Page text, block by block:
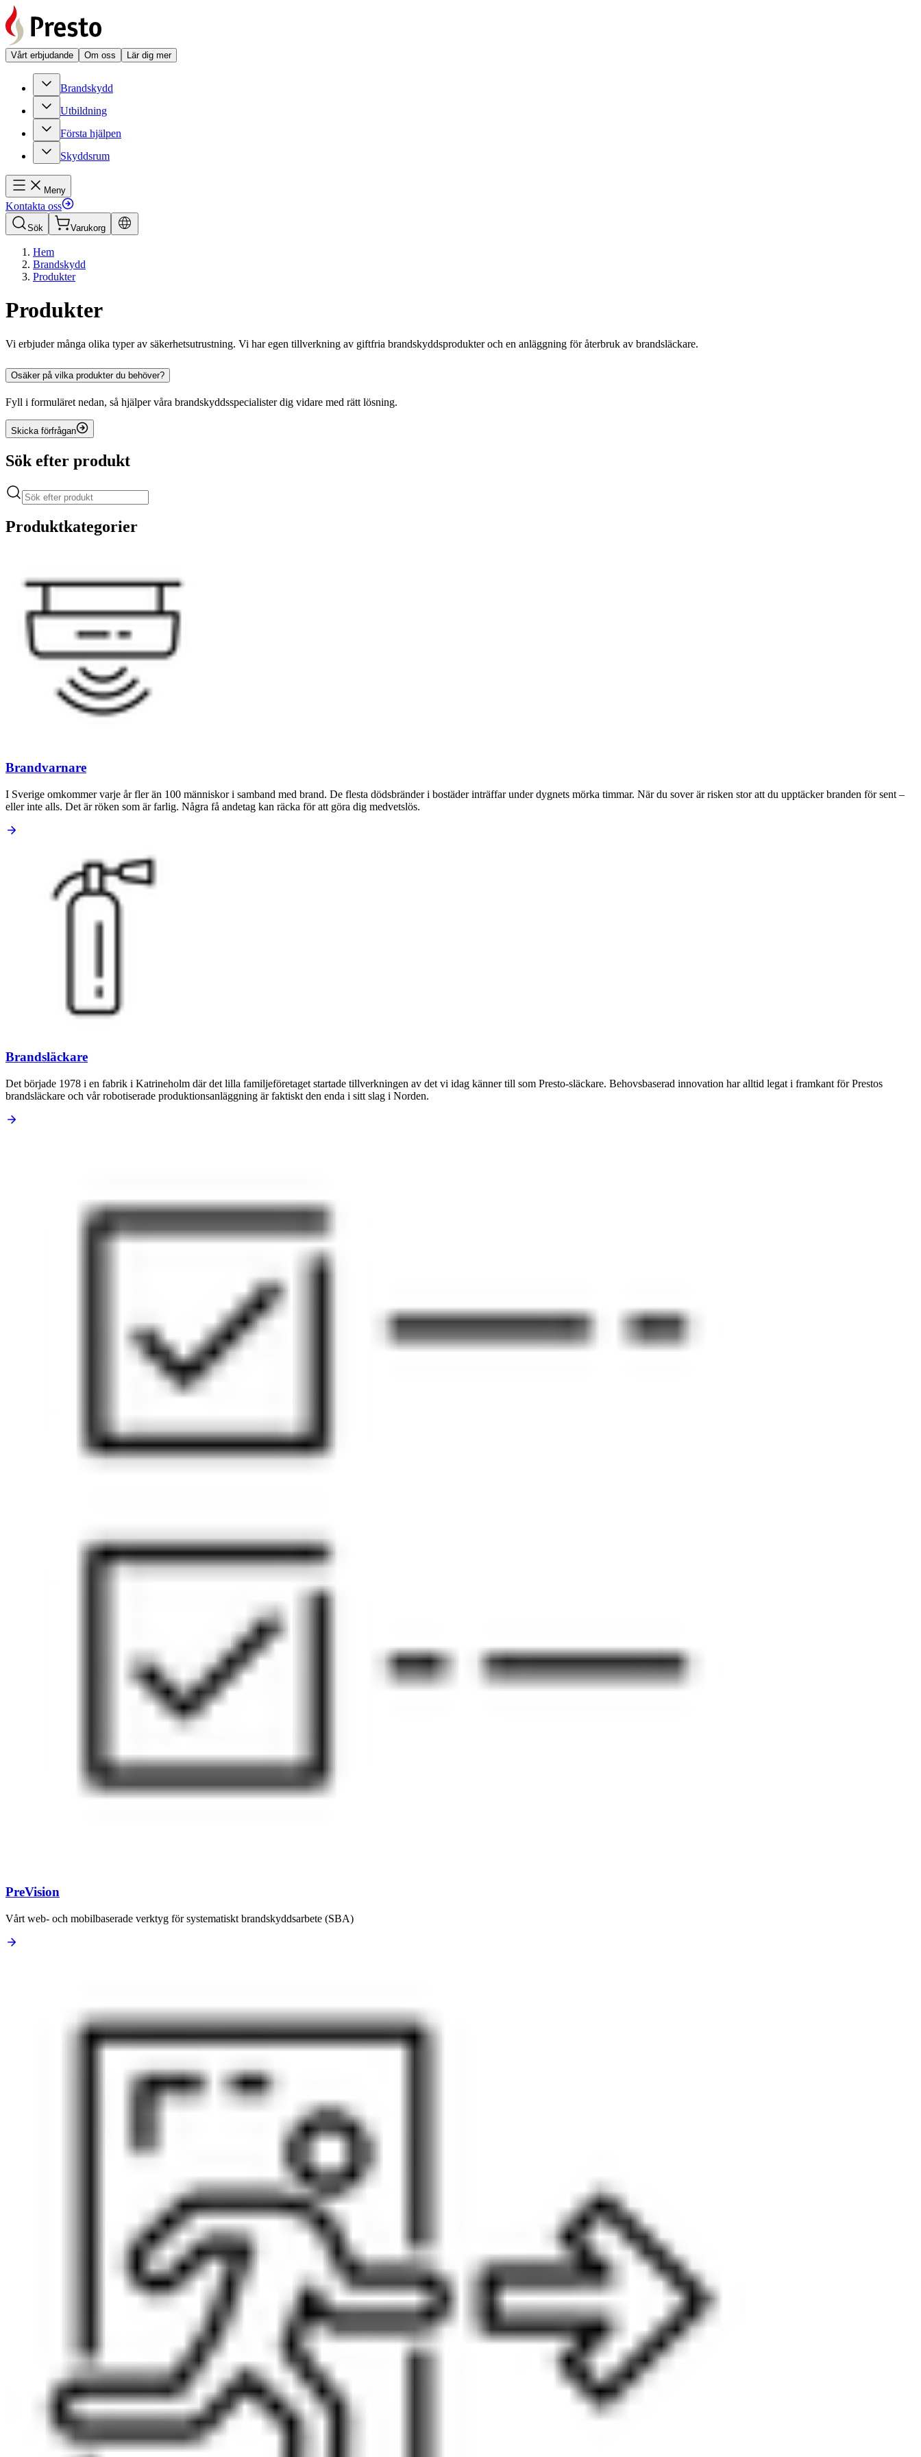
Vårt erbjudande Om oss Lär dig mer
Brandskydd
Utbildning
Första hjälpen
Skyddsrum
Meny
Kontakta oss
Sök Varukorg
Hem
Brandskydd
Produkter
Produkter
Vi erbjuder många olika typer av säkerhetsutrustning. Vi har egen tillverkning av giftfria brandskyddsprodukter och en anläggning för återbruk av brandsläckare.
Osäker på vilka produkter du behöver?
Fyll i formuläret nedan, så hjälper våra brandskyddsspecialister dig vidare med rätt lösning.
Skicka förfrågan
Sök efter produkt
Produktkategorier
Brandvarnare
I Sverige omkommer varje år fler än 100 människor i samband med brand. De flesta dödsbränder i bostäder inträffar under dygnets mörka timmar. När du sover är risken stor att du upptäcker branden för sent –
eller inte alls. Det är röken som är farlig. Några få andetag kan räcka för att göra dig medvetslös.
Brandsläckare
Det började 1978 i en fabrik i Katrineholm där det lilla familjeföretaget startade tillverkningen av det vi idag känner till som Presto-släckare. Behovsbaserad innovation har alltid legat i framkant för Prestos
brandsläckare och vår robotiserade produktionsanläggning är faktiskt den enda i sitt slag i Norden.
PreVision
Vårt web- och mobilbaserade verktyg för systematiskt brandskyddsarbete (SBA)